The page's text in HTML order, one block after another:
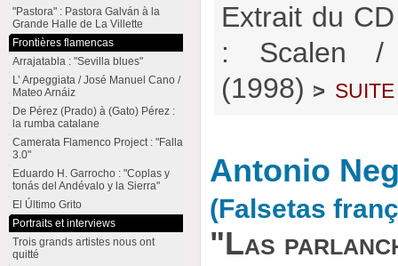
Extrait du
: Scalen /
(1998) > suite
Antonio
(Falsetas
"Las
"Pastora" : Pastora Galván à la
Grande Halle de La Villette
Frontières flamencas
Arrajatabla : "Sevilla blues"
L’ Arpeggiata / José Manuel Cano /
Mateo Arnáiz
De Pérez (Prado) à (Gato) Pérez :
la rumba catalane
Camerata Flamenco Project : "Falla
3.0"
Eduardo H. Garrocho : "Coplas y
tonás del Andévalo y la Sierra"
El Último Grito
Portraits et interviews
Trois grands artistes nous ont
quitté